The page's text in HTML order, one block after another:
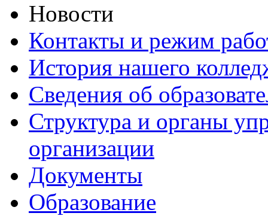
Новости
Контакты и режим
История нашего
Сведения об
Структура и органы
организации
Документы
Образование